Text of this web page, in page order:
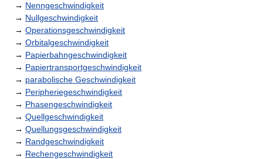
→ Nenngeschwindigkeit
→ Nullgeschwindigkeit
→ Operationsgeschwindigkeit
→ Orbitalgeschwindigkeit
→ Papierbahngeschwindigkeit
→ Papiertransportgeschwindigkeit
→ parabolische Geschwindigkeit
→ Peripheriegeschwindigkeit
→ Phasengeschwindigkeit
→ Quellgeschwindigkeit
→ Quellungsgeschwindigkeit
→ Randgeschwindigkeit
→ Rechengeschwindigkeit